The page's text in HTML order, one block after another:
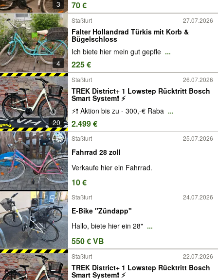
3 70 €
4
Staßfurt 27.07.2026
Falter Hollandrad Türkis mit Korb &
Bügelschloss
Ich biete hier mein gut gepfle ...
225 €
20
Staßfurt 26.07.2026
TREK District+ 1 Lowstep Rücktritt Bosch
Smart System❗ ⚡
⚡❗ Aktion bis zu - 300,-€ Raba ...
2.499 €
Staßfurt 25.07.2026
Fahrrad 28 zoll
Verkaufe hier ein Fahrrad.
10 €
Staßfurt 24.07.2026
E-Bike "Zündapp"
Hallo, biete hier ein 28" ...
550 € VB
Staßfurt 22.07.2026
TREK District+ 1 Lowstep Rücktritt Bosch
Smart System❗ ⚡